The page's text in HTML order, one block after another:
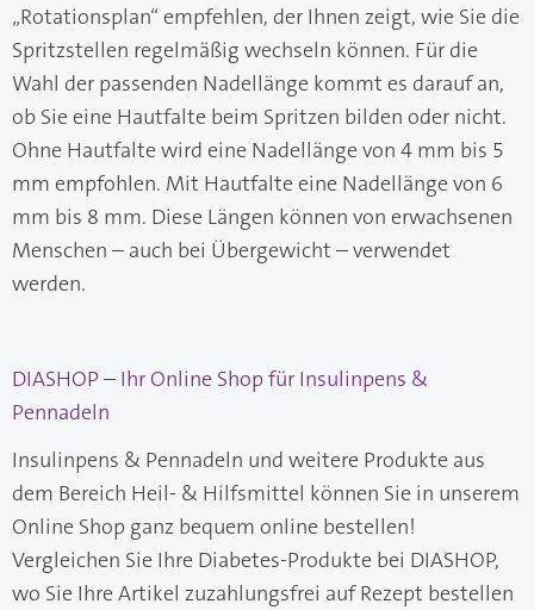
„Rotationsplan“ empfehlen, der Ihnen zeigt, wie Sie die
Spritzstellen regelmäßig wechseln können. Für die
Wahl der passenden Nadellänge kommt es darauf an,
ob Sie eine Hautfalte beim Spritzen bilden oder nicht.
Ohne Hautfalte wird eine Nadellänge von 4 mm bis 5
mm empfohlen. Mit Hautfalte eine Nadellänge von 6
mm bis 8 mm. Diese Längen können von erwachsenen
Menschen – auch bei Übergewicht – verwendet
werden.
DIASHOP – Ihr Online Shop für Insulinpens &
Pennadeln
Insulinpens & Pennadeln und weitere Produkte aus
dem Bereich Heil- & Hilfsmittel können Sie in unserem
Online Shop ganz bequem online bestellen!
Vergleichen Sie Ihre Diabetes-Produkte bei DIASHOP,
wo Sie Ihre Artikel zuzahlungsfrei auf Rezept bestellen